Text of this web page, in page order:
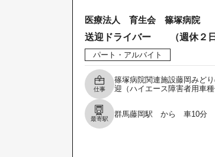
医療法人 育生会 篠塚病院
送迎ドライバー （週休２日
パート・アルバイト
仕事
篠塚病院関連施設藤岡みど
迎（ハイエース障害者用車
最寄駅
群馬藤岡駅 から 車10分